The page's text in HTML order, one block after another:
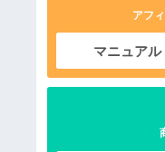
アフ
マニュアル